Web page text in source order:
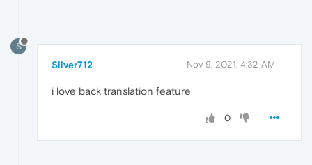
S
Silver712 Nov 9, 2021, 4:32 AM
i love back translation feature
0